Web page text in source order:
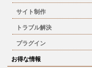
サイト制作
トラブル解決
プラグイン
お得な情報